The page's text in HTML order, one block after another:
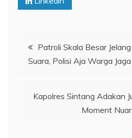
Navigasi
pos
Patroli Skala Besar
Suara, Polisi Aja Warga
Kapolres Sintang Adakan
Moment